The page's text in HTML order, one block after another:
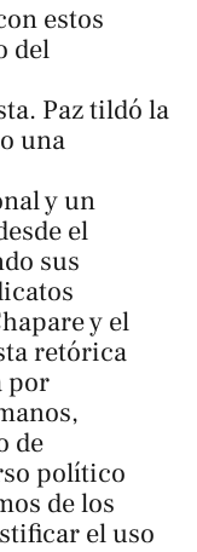
estos
del
Paz tildó la
una
y un
el
sus
y el
retórica
por
de
político
de los
el uso